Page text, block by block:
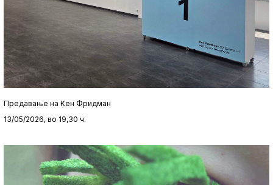
Предавање на Кен Фридман
13/05/2026, во 19,30 ч.